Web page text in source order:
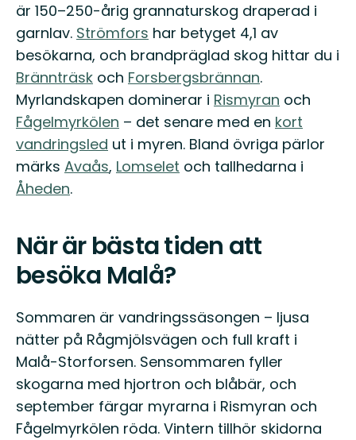
är 150–250-årig grannaturskog draperad i
garnlav. Strömfors har betyget 4,1 av
besökarna, och brandpräglad skog hittar du i
Brännträsk och Forsbergsbrännan.
Myrlandskapen dominerar i Rismyran och
Fågelmyrkölen – det senare med en kort
vandringsled ut i myren. Bland övriga pärlor
märks Avaås, Lomselet och tallhedarna i
Åheden.
När är bästa tiden att
besöka Malå?
Sommaren är vandringssäsongen – ljusa
nätter på Rågmjölsvägen och full kraft i
Malå-Storforsen. Sensommaren fyller
skogarna med hjortron och blåbär, och
september färgar myrarna i Rismyran och
Fågelmyrkölen röda. Vintern tillhör skidorna